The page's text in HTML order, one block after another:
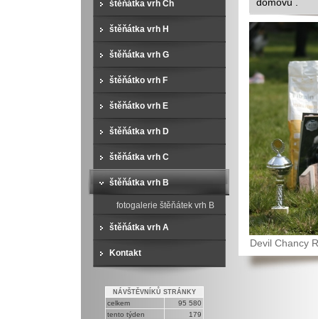
Devil Chancy
štěňátka vrh Ch
štěňátka vrh H
štěňátka vrh G
štěňátko vrh F
štěňátko vrh E
štěňátka vrh D
štěňátka vrh C
štěňátka vrh B
fotogalerie štěňátek vrh B
štěňátka vrh A
Kontakt
NÁVŠTĚVNÍKŮ STRÁNKY
celkem
95 580
tento týden
179